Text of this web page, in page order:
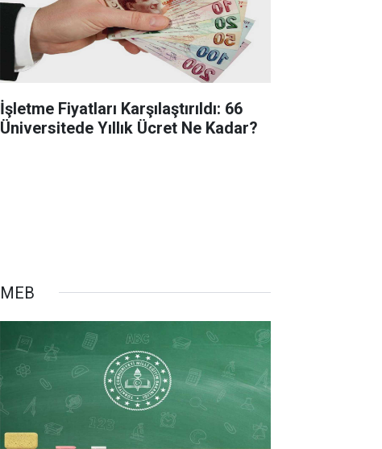
İşletme Fiyatları Karşılaştırıldı: 66
Üniversitede Yıllık Ücret Ne Kadar?
MEB